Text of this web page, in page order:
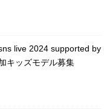
live 2024 supported by
キッズモデル募集